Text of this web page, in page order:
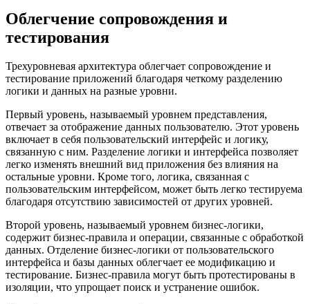
Облегчение сопровождения и
тестирования
Трехуровневая архитектура облегчает сопровождение и
тестирование приложений благодаря четкому разделению
логики и данных на разные уровни.
Первый уровень, называемый уровнем представления,
отвечает за отображение данных пользователю. Этот уровень
включает в себя пользовательский интерфейс и логику,
связанную с ним. Разделение логики и интерфейса позволяет
легко изменять внешний вид приложения без влияния на
остальные уровни. Кроме того, логика, связанная с
пользовательским интерфейсом, может быть легко тестируема
благодаря отсутствию зависимостей от других уровней.
Второй уровень, называемый уровнем бизнес-логики,
содержит бизнес-правила и операции, связанные с обработкой
данных. Отделение бизнес-логики от пользовательского
интерфейса и базы данных облегчает ее модификацию и
тестирование. Бизнес-правила могут быть протестированы в
изоляции, что упрощает поиск и устранение ошибок.